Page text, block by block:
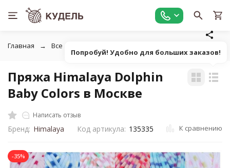
Главная Все для вязания
Пряжа Himalaya Dolphin
Baby Colors в Москве
Написать отзыв
Бренд: Himalaya Код артикула: 135335 К сравнению
-35%
Попробуй! Удобно для больших заказов!